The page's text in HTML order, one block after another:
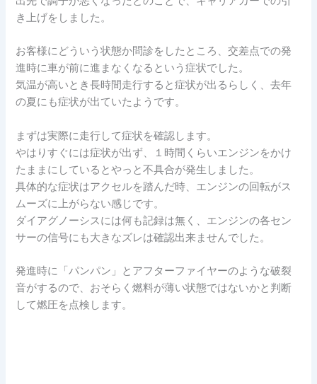
き上げをしました。
お客様にどういう状態か問診をしたところ、交差点での発
進時に車が前に進まなくなるという症状でした。
気温が高いとき長時間走行すると症状が出るらしく、去年
の夏にも症状が出ていたようです。
まずは実際に走行して症状を確認します。
やはりすぐには症状が出ず、１時間くらいエンジンをかけ
たままにしているとやっと不具合が発生しました。
具体的な症状はアクセルを踏んだ時、エンジンの回転がス
ムーズに上がらない感じです。
ダイアグノーシスには何も記録は無く、エンジンの各セン
サーの信号にも大きなズレは確認出来ませんでした。
発進時に「パンパン」とアフターファイヤーのような破裂
音がするので、おそらく燃料が薄い状態ではないかと判断
して燃圧を点検します。